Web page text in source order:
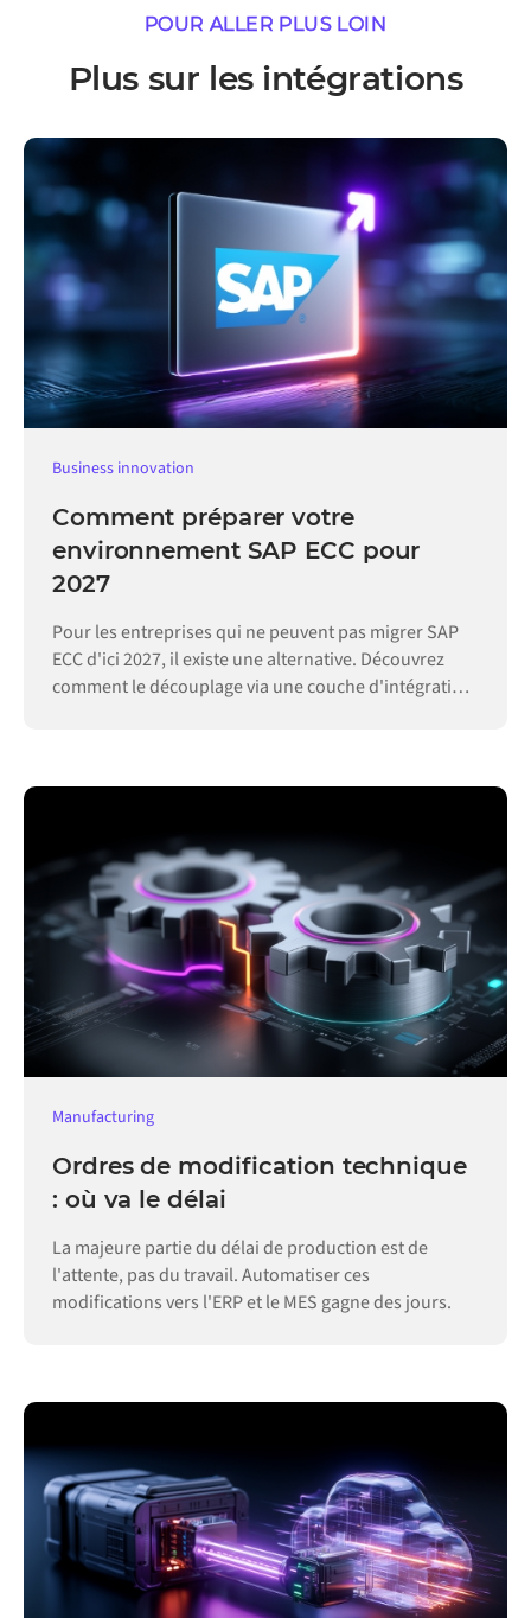
POUR ALLER PLUS LOIN
Plus sur les intégrations
Business innovation
Comment préparer votre
environnement SAP ECC pour
2027
Pour les entreprises qui ne peuvent pas migrer SAP
ECC d'ici 2027, il existe une alternative. Découvrez
comment le découplage via une couche d'intégration
Manufacturing
Ordres de modification technique
: où va le délai
La majeure partie du délai de production est de
l'attente, pas du travail. Automatiser ces
modifications vers l'ERP et le MES gagne des jours.